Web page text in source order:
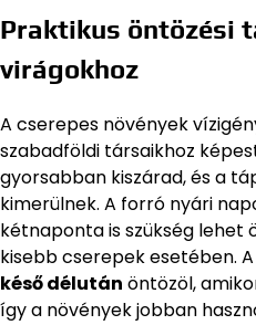
Praktikus öntözési
virágokhoz
A cserepes növények
szabadföldi társaikhoz
gyorsabban kiszárad, és a
kimerülnek. A forró nyári
kétnaponta is szükség lehet
kisebb cserepek esetében.
késő délután öntözöl,
így a növények jobban